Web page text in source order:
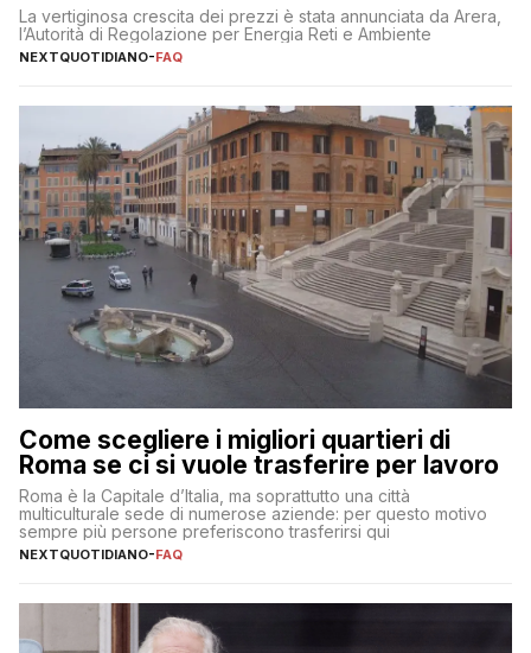
La vertiginosa crescita dei prezzi è stata annunciata da Arera,
l’Autorità di Regolazione per Energia Reti e Ambiente
NEXTQUOTIDIANO-FAQ
Come scegliere i migliori quartieri di
Roma se ci si vuole trasferire per lavoro
Roma è la Capitale d’Italia, ma soprattutto una città
multiculturale sede di numerose aziende: per questo motivo
sempre più persone preferiscono trasferirsi qui
NEXTQUOTIDIANO-FAQ